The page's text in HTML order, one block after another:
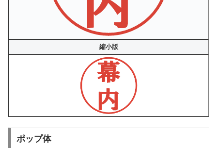
縮小版
ポップ体